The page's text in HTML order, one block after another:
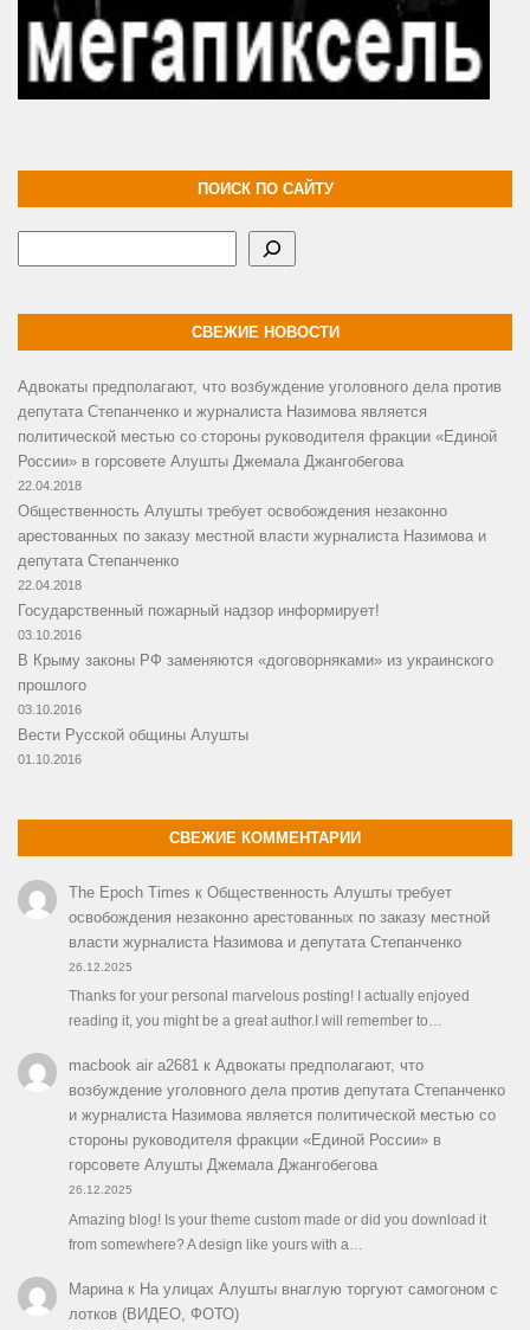
ПОИСК ПО САЙТУ
СВЕЖИЕ НОВОСТИ
Адвокаты предполагают, что возбуждение уголовного дела против
депутата Степанченко и журналиста Назимова является
политической местью со стороны руководителя фракции «Единой
России» в горсовете Алушты Джемала Джангобегова
22.04.2018
Общественность Алушты требует освобождения незаконно
арестованных по заказу местной власти журналиста Назимова и
депутата Степанченко
22.04.2018
Государственный пожарный надзор информирует!
03.10.2016
В Крыму законы РФ заменяются «договорняками» из украинского
прошлого
03.10.2016
Вести Русской общины Алушты
01.10.2016
СВЕЖИЕ КОММЕНТАРИИ
The Epoch Times к Общественность Алушты требует
освобождения незаконно арестованных по заказу местной
власти журналиста Назимова и депутата Степанченко
26.12.2025
Thanks for your personal marvelous posting! I actually enjoyed
reading it, you might be a great author.I will remember to…
macbook air a2681к Адвокаты предполагают, что
возбуждение уголовного дела против депутата Степанченко
и журналиста Назимова является политической местью со
стороны руководителя фракции «Единой России» в
горсовете Алушты Джемала Джангобегова
26.12.2025
Amazing blog! Is your theme custom made or did you download it
from somewhere? A design like yours with a…
Маринак На улицах Алушты внаглую торгуют самогоном с
лотков (ВИДЕО, ФОТО)